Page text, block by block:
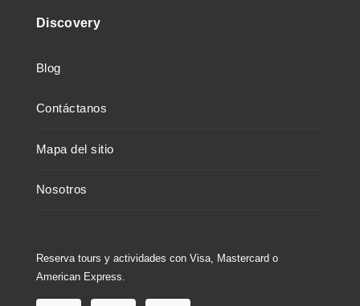
Discovery
Blog
Contáctanos
Mapa del sitio
Nosotros
Reserva tours y actividades con Visa, Mastercard o
American Express.